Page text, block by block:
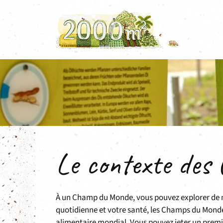
Le contexte des
À un Champ du Monde, vous pouvez explorer
quotidienne et votre santé, les Champs du